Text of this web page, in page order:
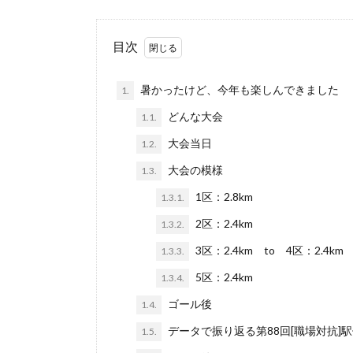
目次
1. 暑かったけど、今年も楽しんできました
1.1. どんな大会
1.2. 大会当日
1.3. 大会の模様
1.3.1. 1区：2.8km
1.3.2. 2区：2.4km
1.3.3. 3区：2.4km to 4区：2.4km
1.3.4. 5区：2.4km
1.4. ゴール後
1.5. データで振り返る第88回[職場対抗]